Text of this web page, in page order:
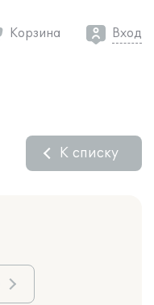
Корзина Вход
К списку